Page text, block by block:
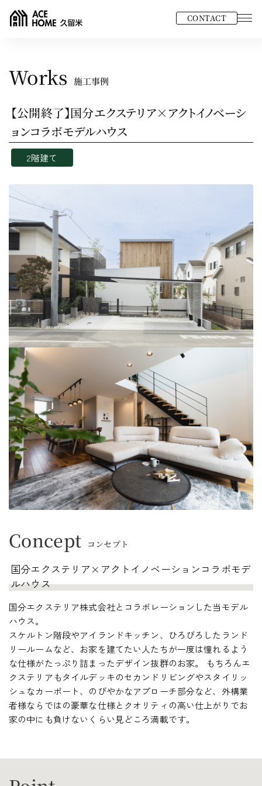
CONTACT
Works 施工事例
【公開終了】国分エクステリア×アクトイノベーシ
ョンコラボモデルハウス
2階建て
Concept コンセプト
国分エクステリア×アクトイノベーションコラボモデ
ルハウス
国分エクステリア株式会社とコラボレーションした当モデル
ハウス。
スケルトン階段やアイランドキッチン、ひろびろしたランド
リールームなど、お家を建てたい人たちが一度は憧れるよう
な仕様がたっぷり詰まったデザイン抜群のお家。 もちろんエ
クステリアもタイルデッキのセカンドリビングやスタイリッ
シュなカーポート、のびやかなアプローチ部分など、外構業
者様ならではの豪華な仕様とクオリティの高い仕上がりでお
家の中にも負けないくらい見どころ満載です。